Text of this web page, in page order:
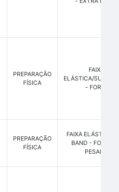
PREPARAÇÃO
FÍSICA
FAIXA
ELÁSTICA/
- FORTE
PREPARAÇÃO
FÍSICA
FAIXA ELÁSTICA/
BAND - FORTE
PESADO